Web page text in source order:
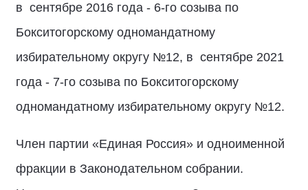
в сентябре 2016 года - 6-го созыва по
Бокситогорскому одномандатному
избирательному округу №12, в сентябре 2021
года - 7-го созыва по Бокситогорскому
одномандатному избирательному округу №12.
Член партии «Единая Россия» и одноименной
фракции в Законодательном собрании.